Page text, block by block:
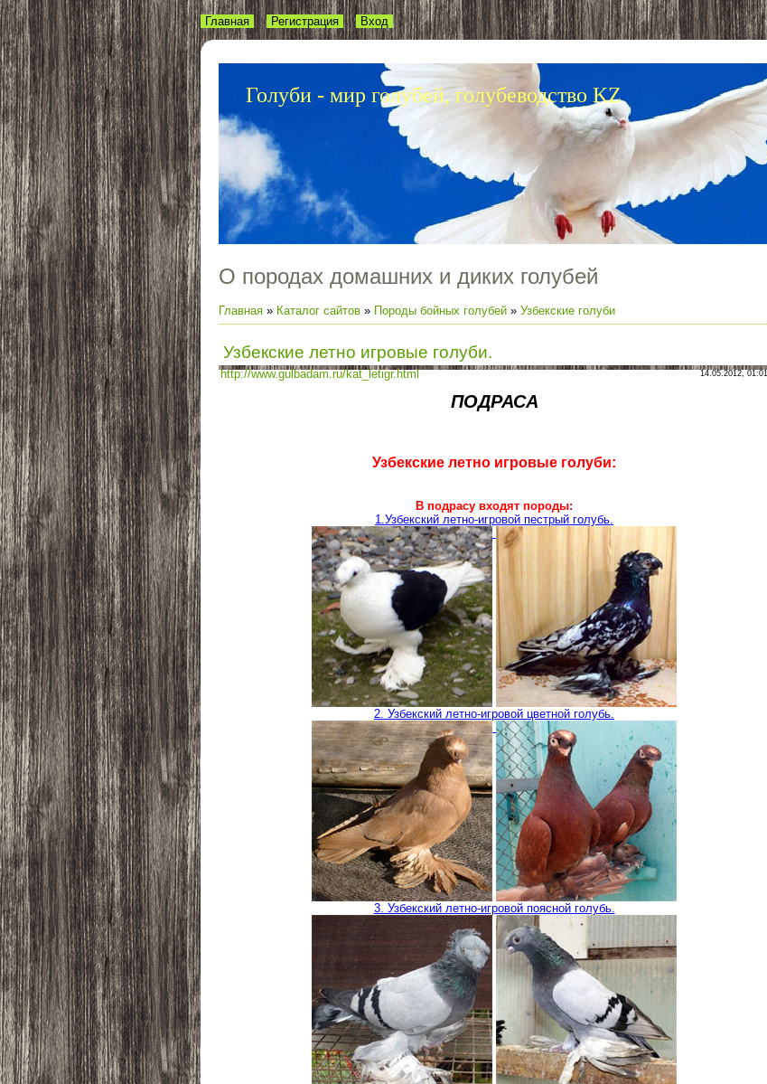
Голуби - мир голубей, голубеводство KZ
Главная Регистрация Вход
О породах домашних и диких голубей
Главная » Каталог сайтов » Породы бойных голубей » Узбекские голуби
Узбекские летно игровые голуби.
http://www.gulbadam.ru/kat_letigr.html 14.05.2012, 01:01
ПОДРАСА
Узбекские летно игровые голуби:
В подрасу входят породы:
1.Узбекский летно-игровой пестрый голубь.
2. Узбекский летно-игровой цветной голубь.
3. Узбекский летно-игровой поясной голубь.